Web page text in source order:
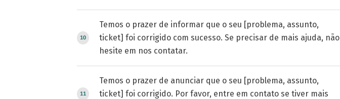
Temos o prazer de informar que o seu [problema, assunto,
ticket] foi corrigido com sucesso. Se precisar de mais ajuda, não
hesite em nos contatar.
Temos o prazer de anunciar que o seu [problema, assunto,
ticket] foi corrigido. Por favor, entre em contato se tiver mais